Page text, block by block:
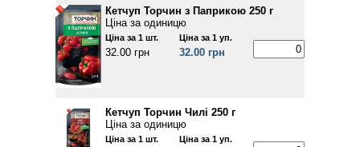
Кетчуп Торчин з Паприкою 250 г
Ціна за одиницю
Ціна за 1 шт.
32.00 грн
Ціна за 1 уп.
32.00 грн
Кетчуп Торчин Чилі 250 г
Ціна за одиницю
Ціна за 1 шт. Ціна за 1 уп.